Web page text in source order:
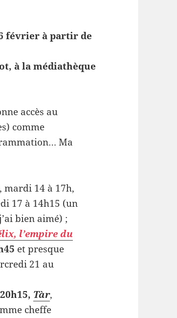
février à partir de
à la médiathèque
accès au
comme
Ma
mardi 14 à 17h,
17 à 14h15 (un
bien aimé) ;
l’empire du
et presque
21 au
Tàr,
cheffe